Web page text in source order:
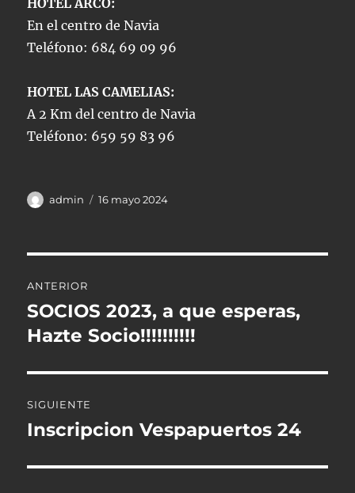
En el centro de Navia
Teléfono: 684 69 09 96
HOTEL LAS CAMELIAS:
A 2 Km del centro de Navia
Teléfono: 659 59 83 96
Autor
admin
Publicado
16 mayo 2024
de
entradas
ANTERIOR
Entrada
anterior:
SOCIOS 2023, a que esperas,
Hazte Socio!!!!!!!!!!
SIGUIENTE
Entrada
Inscripcion Vespapuertos 24